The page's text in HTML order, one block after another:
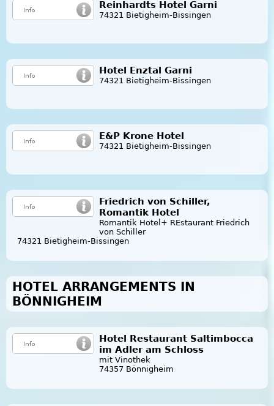
Reinhardts Hotel Garni
74321 Bietigheim-Bissingen
Hotel Enztal Garni
74321 Bietigheim-Bissingen
E&P Krone Hotel
74321 Bietigheim-Bissingen
Friedrich von Schiller,
Romantik Hotel
Romantik Hotel+ REstaurant Friedrich
von Schiller
74321 Bietigheim-Bissingen
HOTEL ARRANGEMENTS IN
BÖNNIGHEIM
Hotel Restaurant Saltimbocca
im Adler am Schloss
mit Vinothek
74357 Bönnigheim